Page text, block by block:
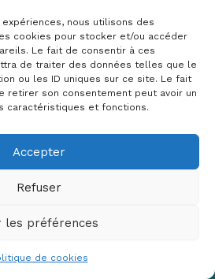
nous utilisons des
cookies pour stocker et/ou accéder
Le fait de consentir à ces
de traiter des données telles que le
ou les ID uniques sur ce site. Le fait
retirer son consentement peut avoir un
caractéristiques et fonctions.
Accepter
Refuser
les préférences
de cookies
légales
RGPD
Copyright © 2026 Crige PACA